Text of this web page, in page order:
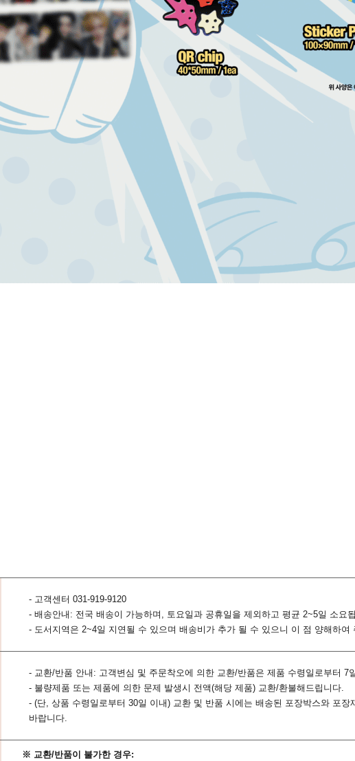
- 고객센터 031-919-9120
- 배송안내: 전국 배송이 가능하며, 토요일과 공휴일을 제외하고 평균 2~5일 소요
- 도서지역은 2~4일 지연될 수 있으며 배송비가 추가 될 수 있으니 이 점 양해하여
- 교환/반품 안내: 고객변심 및 주문착오에 의한 교환/반품은 제품 수령일로부터 7
- 불량제품 또는 제품에 의한 문제 발생시 전액(해당 제품) 교환/환불해드립니다.
- (단, 상품 수령일로부터 30일 이내) 교환 및 반품 시에는 배송된 포장박스와 포장
바랍니다.
※ 교환/반품이 불가한 경우: